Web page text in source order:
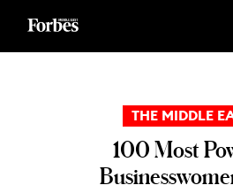
THE MIDDLE
100 Most